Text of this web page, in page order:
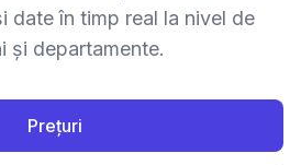
date în timp real la nivel de
și departamente.
Prețuri